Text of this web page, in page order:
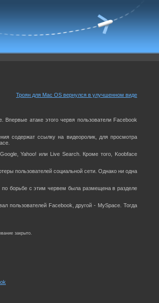
Троян для Mac OS вернулся в улучшенном виде
атаке этого червя пользователи Facebook
содержат ссылку на видеоролик, для просмотра
Yahoo! или Live Search. Кроме того, Koobface
пользователей социальной сети. Однако ни одна
по борьбе с этим червем была размещена в разделе
пользователей Facebook, другой - MySpace. Тогда
закрыто.